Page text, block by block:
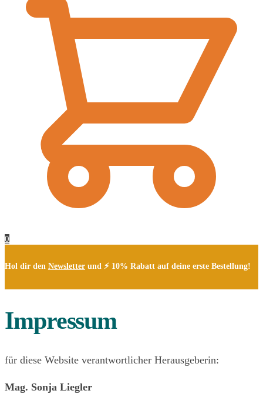
0
Hol dir den Newsletter und ⚡ 10% Rabatt auf deine erste Bestellung!
Impressum
für diese Website verantwortlicher Herausgeberin:
Mag. Sonja Liegler